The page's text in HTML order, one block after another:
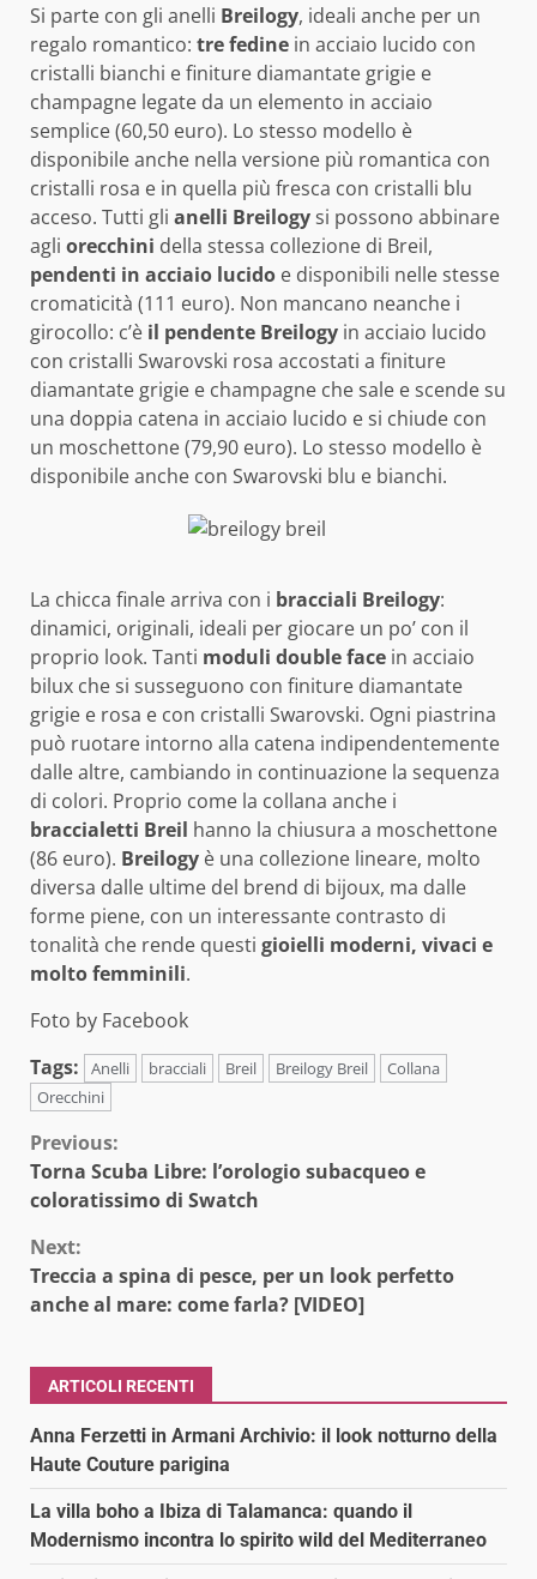
Si parte con gli anelli Breilogy, ideali anche per un
regalo romantico: tre fedine in acciaio lucido con
cristalli bianchi e finiture diamantate grigie e
champagne legate da un elemento in acciaio
semplice (60,50 euro). Lo stesso modello è
disponibile anche nella versione più romantica con
cristalli rosa e in quella più fresca con cristalli blu
acceso. Tutti gli anelli Breilogysi possono abbinare
agli orecchini della stessa collezione di Breil,
pendenti in acciaio lucido e disponibili nelle stesse
cromaticità (111 euro). Non mancano neanche i
girocollo: c’è il pendente Breilogy in acciaio lucido
con cristalli Swarovski rosa accostati a finiture
diamantate grigie e champagne che sale e scende su
una doppia catena in acciaio lucido e si chiude con
un moschettone (79,90 euro). Lo stesso modello è
disponibile anche con Swarovski blu e bianchi.
La chicca finale arriva con i bracciali Breilogy:
dinamici, originali, ideali per giocare un po’ con il
proprio look. Tanti moduli double face in acciaio
bilux che si susseguono con finiture diamantate
grigie e rosa e con cristalli Swarovski. Ogni piastrina
può ruotare intorno alla catena indipendentemente
dalle altre, cambiando in continuazione la sequenza
di colori. Proprio come la collana anche i
braccialetti Breil hanno la chiusura a moschettone
(86 euro). Breilogy è una collezione lineare, molto
diversa dalle ultime del brend di bijoux, ma dalle
forme piene, con un interessante contrasto di
tonalità che rende questi gioielli moderni, vivaci e
molto femminili.
Foto by Facebook
Tags:
Anelli bracciali Breil Breilogy Breil
Collana
Orecchini
Continue
Reading
Previous:
Torna Scuba Libre: l’orologio subacqueo e
coloratissimo di Swatch
Next:
Treccia a spina di pesce, per un look perfetto
anche al mare: come farla? [VIDEO]
ARTICOLI RECENTI
Anna Ferzetti in Armani Archivio: il look notturno della
Haute Couture parigina
La villa boho a Ibiza di Talamanca: quando il
Modernismo incontra lo spirito wild del Mediterraneo